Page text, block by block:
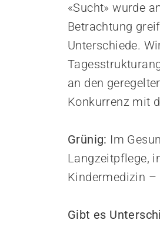
«Sucht» wurde
Betrachtung
Unterschiede.
an den
Konkurrenz mit
Grünig: Im
Langzeitpflege,
Kindermedizin –
Gibt es